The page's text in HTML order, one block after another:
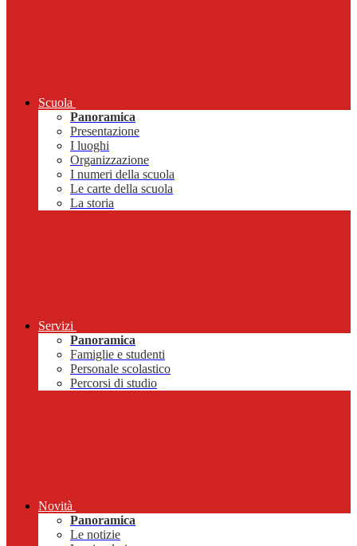
Scuola
Panoramica
Presentazione
I luoghi
Organizzazione
I numeri della scuola
Le carte della scuola
La storia
Servizi
Panoramica
Famiglie e studenti
Personale scolastico
Percorsi di studio
Novità
Panoramica
Le notizie